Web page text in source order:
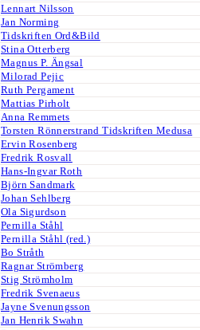
Lennart Nilsson
Jan Norming
Tidskriften Ord&Bild
Stina Otterberg
Magnus P. Ängsal
Milorad Pejic
Ruth Pergament
Mattias Pirholt
Anna Remmets
Torsten Rönnerstrand Tidskriften Medusa
Ervin Rosenberg
Fredrik Rosvall
Hans-Ingvar Roth
Björn Sandmark
Johan Sehlberg
Ola Sigurdson
Pernilla Ståhl
Pernilla Ståhl (red.)
Bo Stråth
Ragnar Strömberg
Stig Strömholm
Fredrik Svenaeus
Jayne Svenungsson
Jan Henrik Swahn